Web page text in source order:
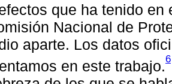
que ha tenido
Nacional de
aparte. Los datos
en este trabajo.6